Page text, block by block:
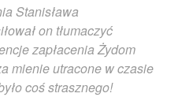
Stanisława
on tłumaczyć
zapłacenia Żydom
mienie utracone w czasie
coś strasznego!